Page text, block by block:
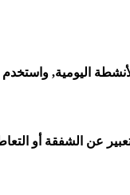
اليومية, واستخدم
عن الشفقة أو